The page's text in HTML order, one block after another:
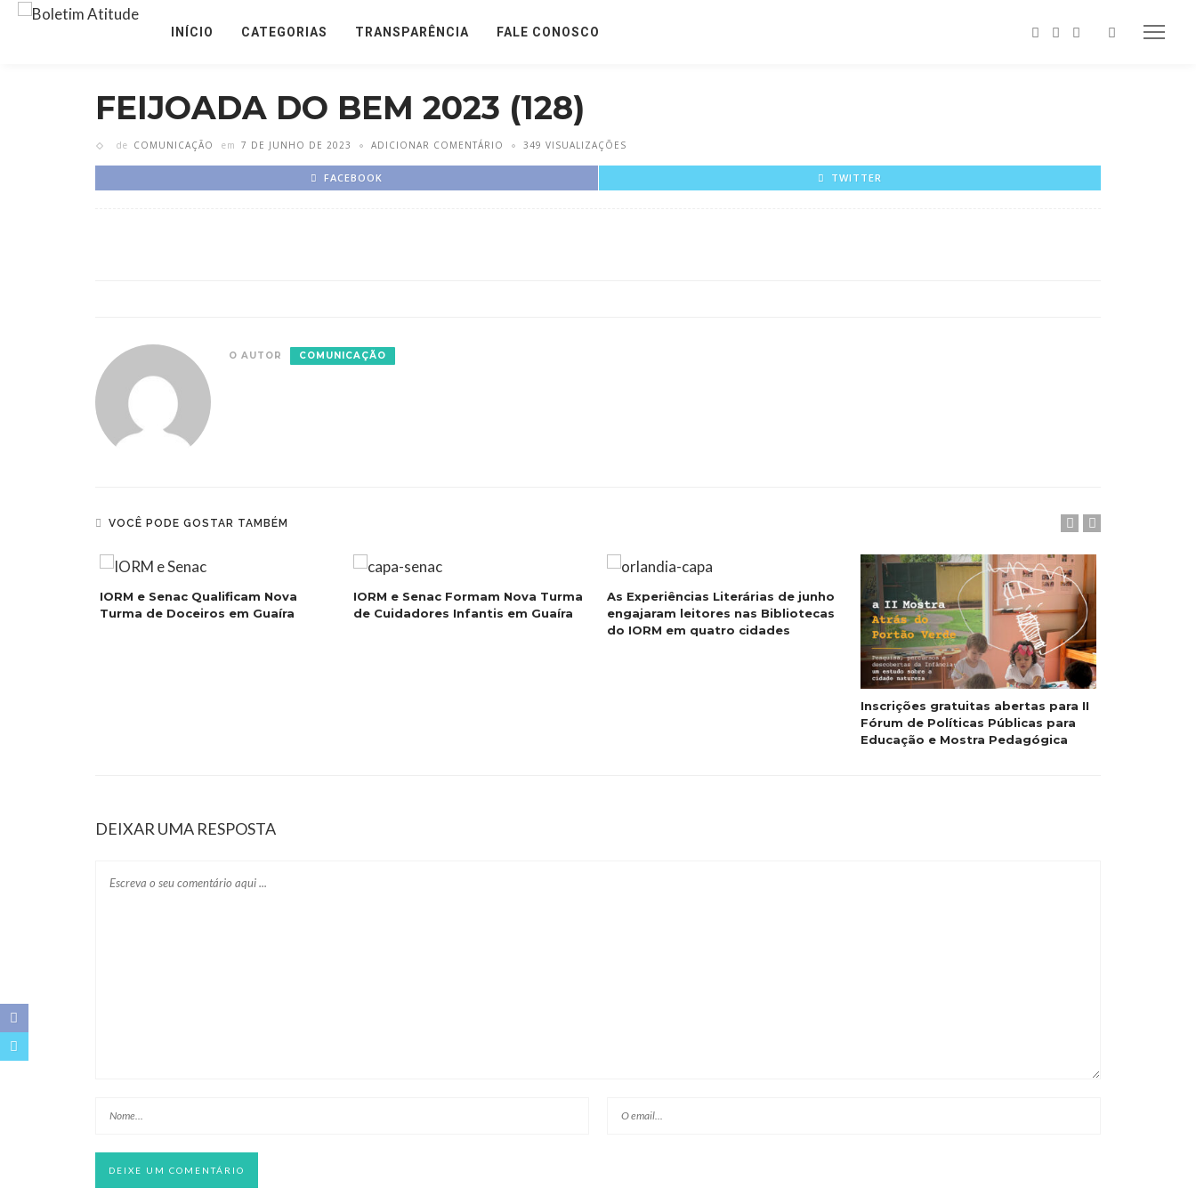
INÍCIO CATEGORIAS TRANSPARÊNCIA FALE CONOSCO
FEIJOADA DO BEM 2023 (128)
de COMUNICAÇÃO em 7 DE JUNHO DE 2023 ADICIONAR COMENTÁRIO 349 VISUALIZAÇÕES
FACEBOOK TWITTER
O AUTOR COMUNICAÇÃO
VOCÊ PODE GOSTAR TAMBÉM
IORM e Senac Qualificam Nova
Turma de Doceiros em Guaíra
IORM e Senac Formam Nova Turma
de Cuidadores Infantis em Guaíra
As Experiências Literárias de junho
engajaram leitores nas Bibliotecas
do IORM em quatro cidades
Inscrições gratuitas abertas para II
Fórum de Políticas Públicas para
Educação e Mostra Pedagógica
DEIXAR UMA RESPOSTA